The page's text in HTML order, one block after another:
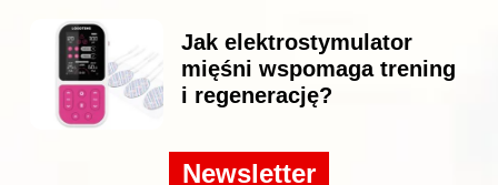
Jak elektrostymulator
mięśni wspomaga trening
i regenerację?
Newsletter